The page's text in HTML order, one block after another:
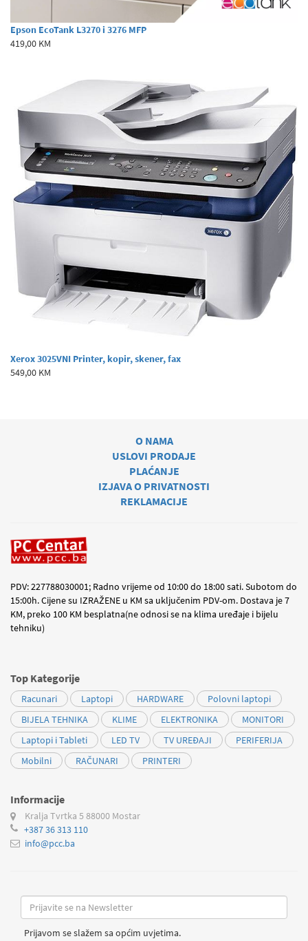
Epson EcoTank L3270 i 3276 MFP
419,00 KM
Xerox 3025VNI Printer, kopir, skener, fax
549,00 KM
O NAMA
USLOVI PRODAJE
PLAĆANJE
IZJAVA O PRIVATNOSTI
REKLAMACIJE
PDV: 227788030001; Radno vrijeme od 10:00 do 18:00 sati. Subotom do
15:00h. Cijene su IZRAŽENE u KM sa uključenim PDV-om. Dostava je 7
KM, preko 100 KM besplatna(ne odnosi se na klima uređaje i bijelu
tehniku)
Top Kategorije
Racunari Laptopi HARDWARE
Polovni laptopi
BIJELA TEHNIKA
KLIME ELEKTRONIKA
MONITORI
Laptopi i Tableti
LED TV TV UREĐAJI
PERIFERIJA
Mobilni
RAČUNARI PRINTERI
Informacije
Kralja Tvrtka 5 88000 Mostar
+387 36 313 110
info@pcc.ba
Prijavom se slažem sa općim uvjetima.